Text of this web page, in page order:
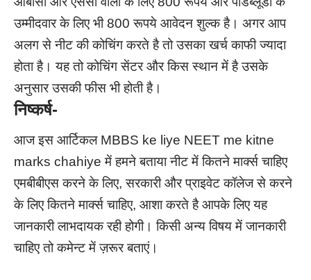
उम्मीदवार के लिए भी 800 रूपये आवेदन शुल्क है। अगर आप
अलग से नीट की कोचिंग करते है तो उसका खर्च काफी ज्यादा
होता है। यह तो कोचिंग सेंटर और किस स्थान में है उसके
अनुसार उसकी फीस भी होती है।
निष्कर्ष-
आज इस आर्टिकल MBBS ke liye NEET me kitne
marks chahiye में हमने बताया नीट में कितने मार्क्स चाहिए
एमबीबीएस करने के लिए, सरकारी और प्राइवेट कॉलेज से करने
के लिए कितने मार्क्स चाहिए, आशा करते है आपके लिए यह
जानकारी लाभदायक रही होगी। किसी अन्य विषय में जानकारी
चाहिए तो कमेन्ट में ज़रूर बताएं।